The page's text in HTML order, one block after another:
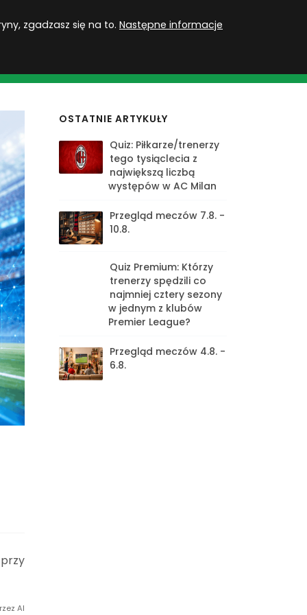
zgadzasz się na to. Następne informacje
AI
OSTATNIE ARTYKUŁY
Quiz: Piłkarze/trenerzy
tego tysiąclecia z
największą liczbą
występów w AC Milan
Przegląd meczów 7.8. -
10.8.
Quiz Premium: Którzy
trenerzy spędzili co
najmniej cztery sezony
w jednym z klubów
Premier League?
Przegląd meczów 4.8. -
6.8.